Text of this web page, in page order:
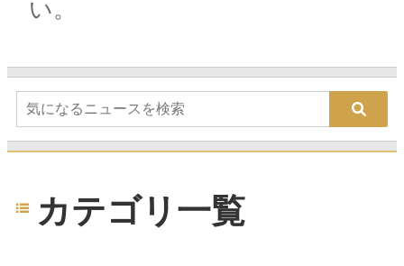
い。
カテゴリ一覧